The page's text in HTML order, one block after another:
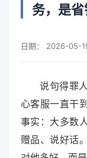
务，是省
日期： 2026-05-
说句得罪
心客服一直干
事实：大多数
赠品、说好话